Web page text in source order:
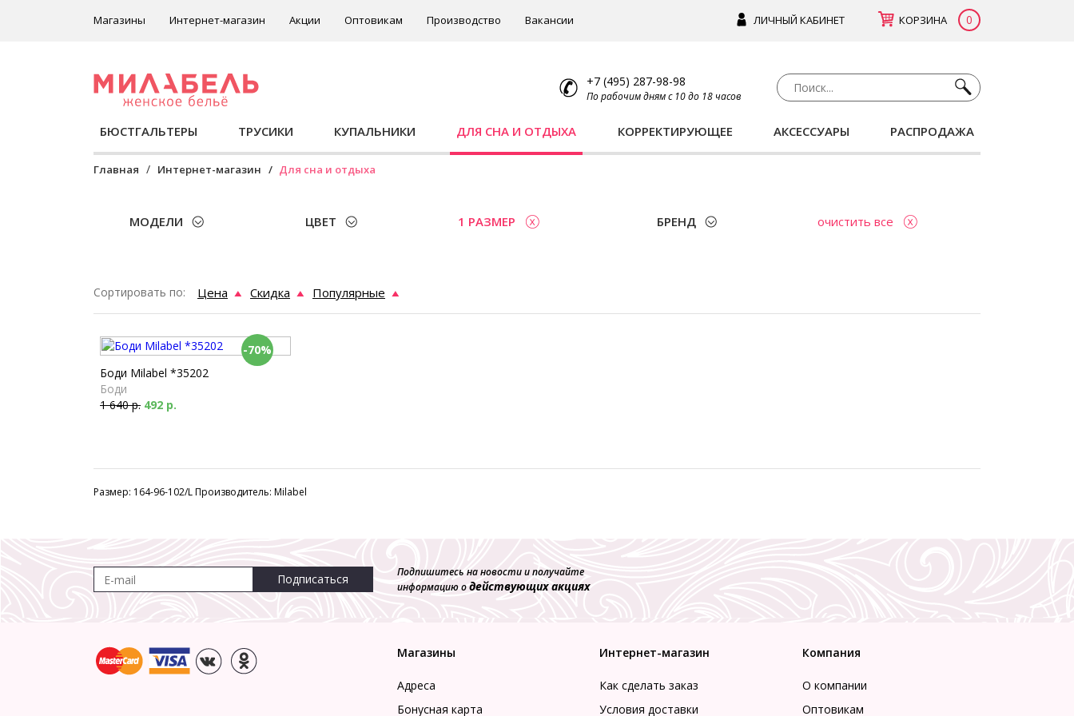
ЛИЧНЫЙ КАБИНЕТ КОРЗИНА 0
Магазины Интернет-магазин Акции Оптовикам Производство Вакансии
+7 (495) 287-98-98
По рабочим дням с 10 до 18 часов
БЮСТГАЛЬТЕРЫ ТРУСИКИ КУПАЛЬНИКИ ДЛЯ СНА И ОТДЫХА КОРРЕКТИРУЮЩЕЕ АКСЕССУАРЫ РАСПРОДАЖА
Главная Интернет-магазин Для сна и отдыха
МОДЕЛИ ЦВЕТ 1 РАЗМЕР БРЕНД очистить все
Сортировать по: Цена Скидка Популярные
-70%
Боди Milabel *35202
Боди
1 640 р. 492 р.
Размер: 164-96-102/L Производитель: Milabel
Подписаться
Подпишитесь на новости и получайте
информацию одействующих акциях
Магазины
Адреса
Бонусная карта
Интернет-магазин
Как сделать заказ
Условия доставки
Компания
О компании
Оптовикам